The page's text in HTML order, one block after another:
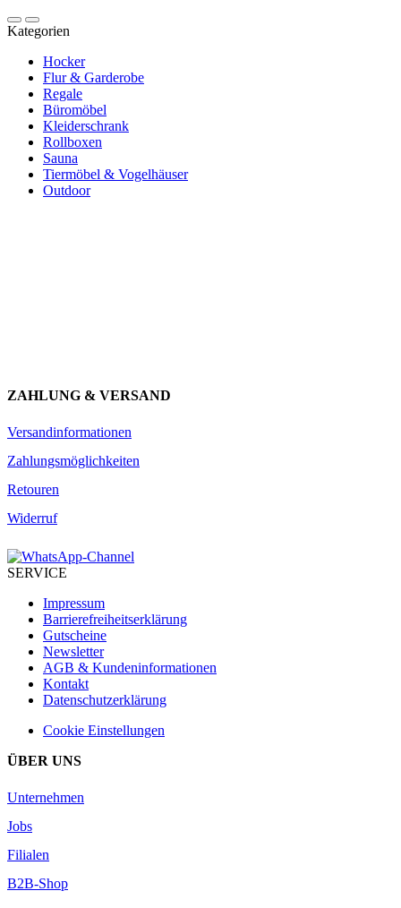
Kategorien
Hocker
Flur & Garderobe
Regale
Büromöbel
Kleiderschrank
Rollboxen
Sauna
Tiermöbel & Vogelhäuser
Outdoor
ZAHLUNG & VERSAND
Versandinformationen
Zahlungsmöglichkeiten
Retouren
Widerruf
SERVICE
Impressum
Barrierefreiheitserklärung
Gutscheine
Newsletter
AGB & Kundeninformationen
Kontakt
Datenschutzerklärung
Cookie Einstellungen
ÜBER UNS
Unternehmen
Jobs
Filialen
B2B-Shop